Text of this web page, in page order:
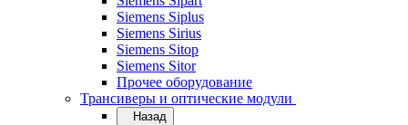
Siemens Siplus
Siemens Sirius
Siemens Sitop
Siemens Sitor
Прочее оборудование
Трансиверы и оптические модули
Назад